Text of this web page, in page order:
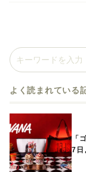
よく読まれている
「
7日